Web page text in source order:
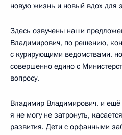
новую жизнь и новый вдох для
Здесь озвучены наши
Владимирович, по решению,
с курирующими ведомствами,
совершенно едино с
вопросу.
Владимир Владимирович, и
я не могу не затронуть,
развития. Дети с орфанными